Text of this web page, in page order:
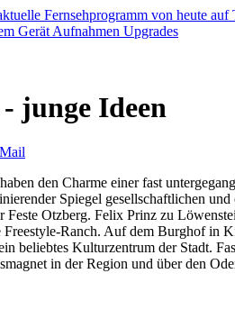
Gerät Aufnahmen Upgrades
junge Ideen
den Charme einer fast
Spiegel gesellschaftlichen
Otzberg. Felix Prinz zu
Freestyle-Ranch. Auf dem Burghof in
beliebtes Kulturzentrum der Stadt.
in der Region und über den